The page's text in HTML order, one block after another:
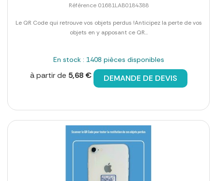
Référence 01681LAB0184388
Le QR Code qui retrouve vos objets perdus !Anticipez la perte de vos
objets en y apposant ce QR...
En stock : 1408 pièces disponibles
à partir de 5,68 € DEMANDE DE DEVIS